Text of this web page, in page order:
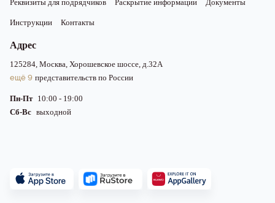
Реквизиты для подрядчиков Раскрытие информации Документы
Инструкции Контакты
Адрес
125284, Москва, Хорошевское шоссе, д.32А
ещё 9 представительств по России
Пн-Пт 10:00 - 19:00
Сб-Вс выходной